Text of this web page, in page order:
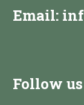
Email:
Follow us